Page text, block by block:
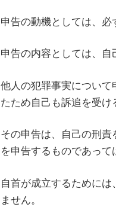
申告の動機としては、必
申告の内容としては、自
他人の犯罪事実につい
たため自己も訴追を受け
その申告は、自己の刑
を申告するものであって
自首が成立するために
ません。